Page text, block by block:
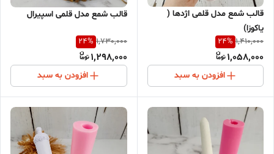
قالب شمع مدل قلمی اژدها (
یاکوزا)
1,410,000
24%
1,058,000
افزودن به سبد
قالب شمع مدل قلمی اسپیرال
1,730,000
24%
1,298,000
افزودن به سبد